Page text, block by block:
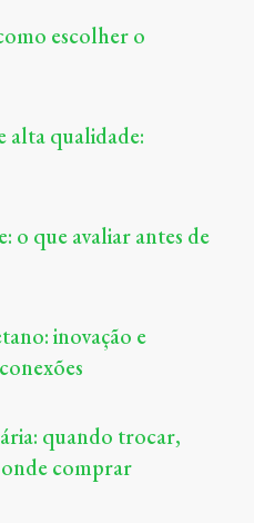
escolher o
alta qualidade:
o que avaliar antes de
inovação e
quando trocar,
comprar